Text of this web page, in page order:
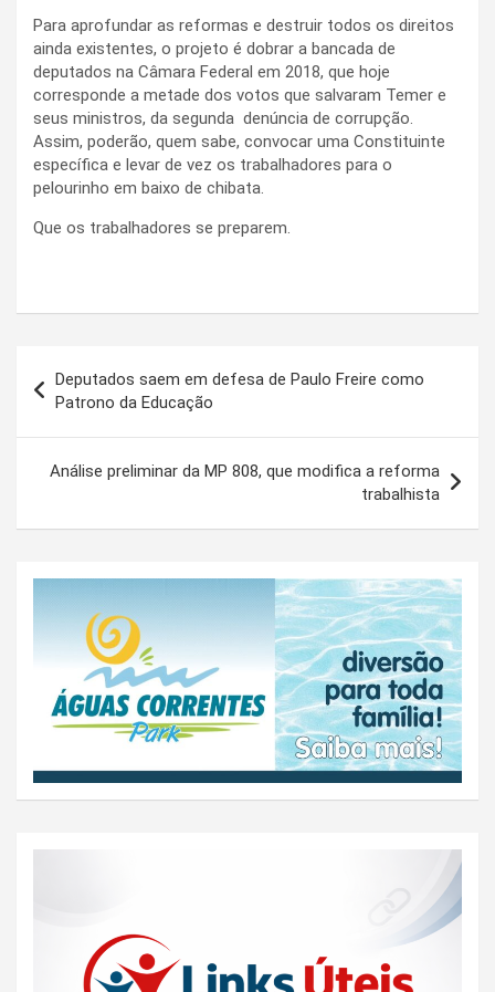
Para aprofundar as reformas e destruir todos os direitos
ainda existentes, o projeto é dobrar a bancada de
deputados na Câmara Federal em 2018, que hoje
corresponde a metade dos votos que salvaram Temer e
seus ministros, da segunda denúncia de corrupção.
Assim, poderão, quem sabe, convocar uma Constituinte
específica e levar de vez os trabalhadores para o
pelourinho em baixo de chibata.
Que os trabalhadores se preparem.
de
Post
Deputados saem em defesa de Paulo Freire como
Patrono da Educação
Análise preliminar da MP 808, que modifica a reforma
trabalhista